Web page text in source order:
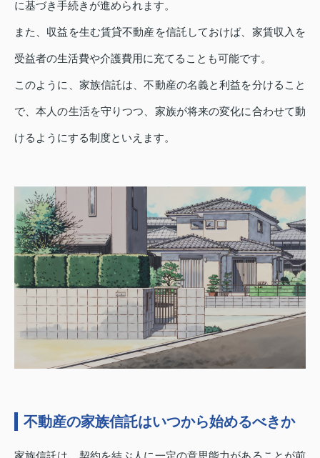
に基づき手続きが進められます。
また、収益を生む賃貸不動産を信託しておけば、家賃収入を
受益者の生活費や介護費用に充てることも可能です。
このように、家族信託は、不動産の名義と利益を分けること
で、本人の生活を守りつつ、家族が将来の変化に合わせて動
けるようにする制度といえます。
不動産の家族信託はいつから始めるべきか